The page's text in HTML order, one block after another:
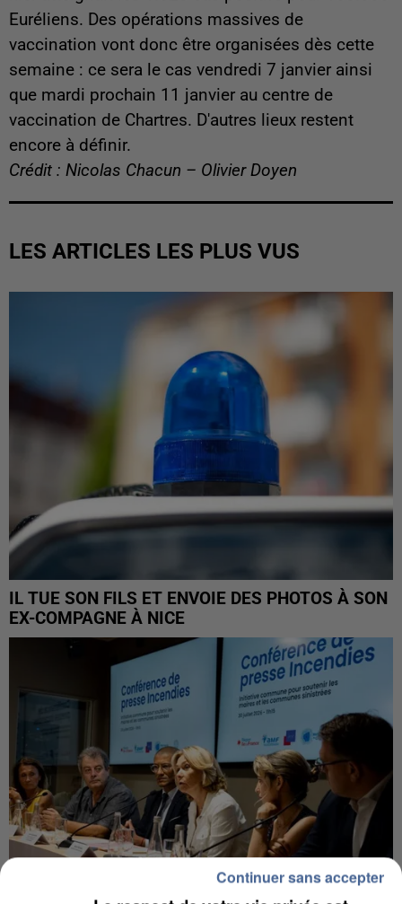
Euréliens. Des opérations massives de
vaccination vont donc être organisées dès cette
semaine : ce sera le cas vendredi 7 janvier ainsi
que mardi prochain 11 janvier au centre de
vaccination de Chartres. D'autres lieux restent
encore à définir.
Crédit : Nicolas Chacun – Olivier Doyen
LES ARTICLES LES PLUS VUS
IL TUE SON FILS ET ENVOIE DES PHOTOS À SON
EX-COMPAGNE À NICE
Continuer sans accepter